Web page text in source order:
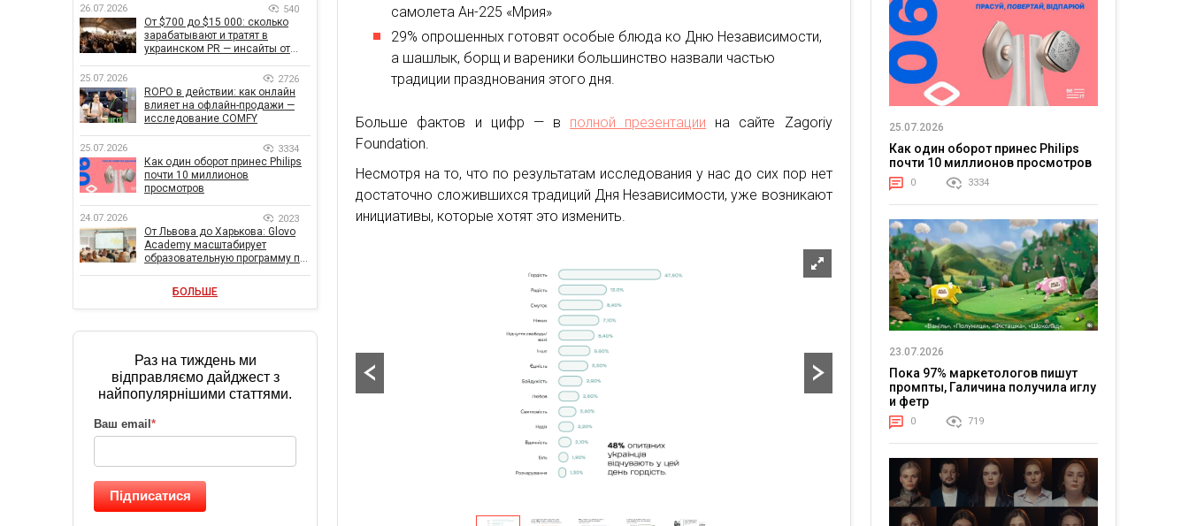
самолета Ан-225 «Мрия»
29% опрошенных готовят особые блюда ко Дню Независимости,
а шашлык, борщ и вареники большинство назвали частью
традиции празднования этого дня.
Больше фактов и цифр — в полной презентации на сайте Zagoriy
Foundation.
Несмотря на то, что по результатам исследования у нас до сих пор нет
достаточно сложившихся традиций Дня Независимости, уже возникают
инициативы, которые хотят это изменить.
26.07.2026 540
От $700 до $15 000: сколько
зарабатывают и тратят в
украинском PR — инсайты от
25.07.2026 2726
ROPO в действии: как онлайн
влияет на офлайн-продажи —
исследование COMFY
25.07.2026 3334
Как один оборот принес Philips
почти 10 миллионов
просмотров
24.07.2026 2023
От Львова до Харькова: Glovo
Academy масштабирует
образовательную программу по
бизнеса
БОЛЬШЕ
Раз на тиждень ми
відправляємо дайджест з
найпопулярнішими статтями.
Ваш email *
Підписатися
25.07.2026
Как один оборот принес Philips
почти 10 миллионов просмотров
0 3334
23.07.2026
Пока 97% маркетологов пишут
промпты, Галичина получила иглу
и фетр
0 719